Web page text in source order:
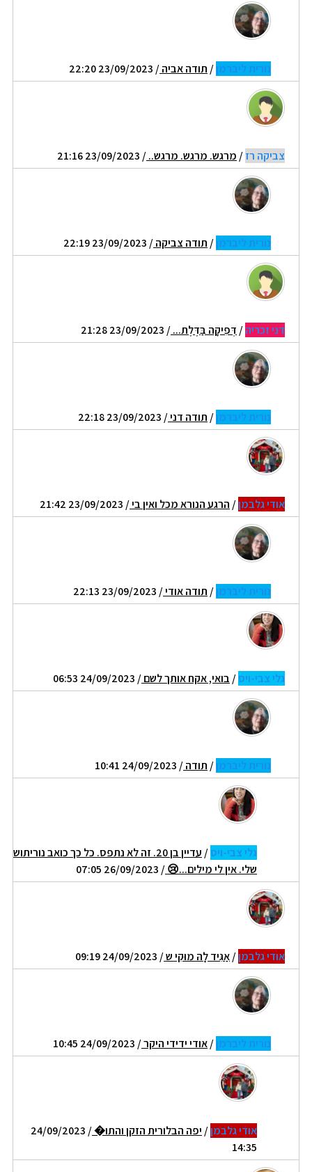
נורית ליברמן/ תודה אביה/ 23/09/2023 22:20
צביקה רז/ מרגש. מרגש. מרגש../ 23/09/2023 21:16
נורית ליברמן/ תודה צביקה/ 23/09/2023 22:19
דני זכריה/ דְּפִיקָה בַּדֶּלֶת.../ 23/09/2023 21:28
נורית ליברמן/ תודה דני/ 23/09/2023 22:18
אודי גלבמן/ הרגע הנורא מכל ואין בי/ 23/09/2023 21:42
נורית ליברמן/ תודה אודי/ 23/09/2023 22:13
גלי צבי-ויס/ בואי, אקח אותך לשם/ 24/09/2023 06:53
נורית ליברמן/ תודה/ 24/09/2023 10:41
גלי צבי-ויס/
עדיין בן 20. זה לא נתפס. כל כך כואב נוריתוש
שלי. אין לי מילים...😢/ 26/09/2023 07:05
אודי גלבמן/אַגִּיד לָהּ מוּקִי ש/ 24/09/2023 09:19
נורית ליברמן/אודי ידידי היקר/ 24/09/2023 10:45
אודי גלבמן/ יפה הבלורית הזקן והתו�
/ 24/09/2023
14:35